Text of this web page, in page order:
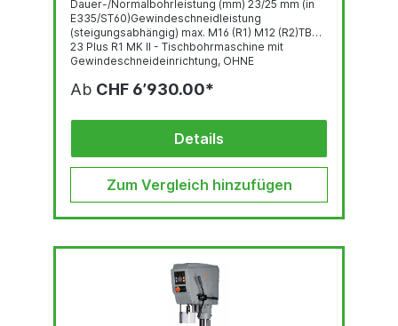
Dauer-/Normalbohrleistung (mm) 23/25 mm (in
E335/ST60)Gewindeschneidleistung
(steigungsabhängig) max. M16 (R1) M12 (R2)TBZ
23 Plus R1 MK II - Tischbohrmaschine mit
Gewindeschneideinrichtung, OHNE
Beleuchtung und digitalem OLED -DisplayAbb.
Gewindeschneideinrichtung Bedienpanel mit
OLED-Display Robuste,...
Ab CHF 6’930.00*
Details
Zum Vergleich hinzufügen